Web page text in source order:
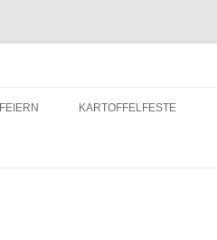
FEIERN KARTOFFELFESTE